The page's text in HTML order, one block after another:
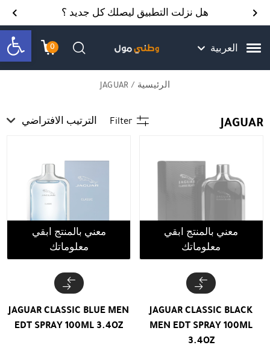
Skip to Content
Contact Us هل نزلت التطبيق ليصلك كل جديد ؟
العربية 0
עגלתחיפוש
الرئيسية / JAGUAR
JAGUAR
Filter الترتيب الافتراضي
معني بالمنتج ابقي
معلوماتك
JAGUAR CLASSIC BLACK
MEN EDT SPRAY 100ML
3.4OZ
معني بالمنتج ابقي
معلوماتك
JAGUAR CLASSIC BLUE MEN
EDT SPRAY 100ML 3.4OZ
Back top top